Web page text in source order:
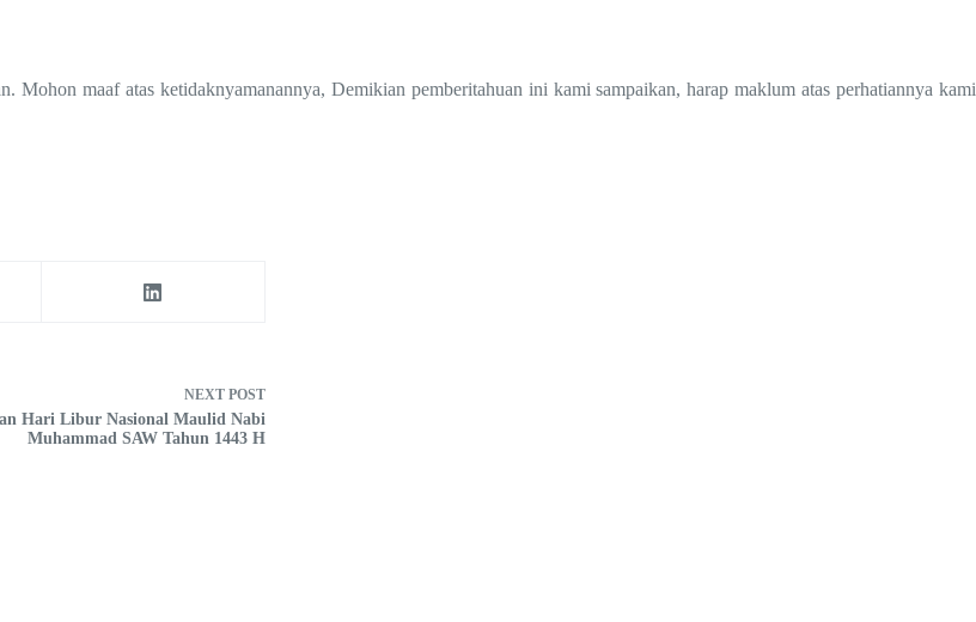
Mohon maaf atas ketidaknyamanannya, Demikian pemberitahuan ini kami sampaikan, harap maklum atas perhatiannya kami
NEXT POST
Hari Libur Nasional Maulid Nabi
Muhammad SAW Tahun 1443 H